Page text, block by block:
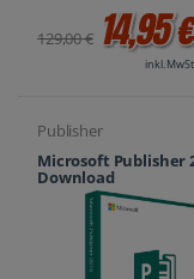
129,00 € 14,95
inkl. MwSt.
Publisher
Microsoft Publisher
Download